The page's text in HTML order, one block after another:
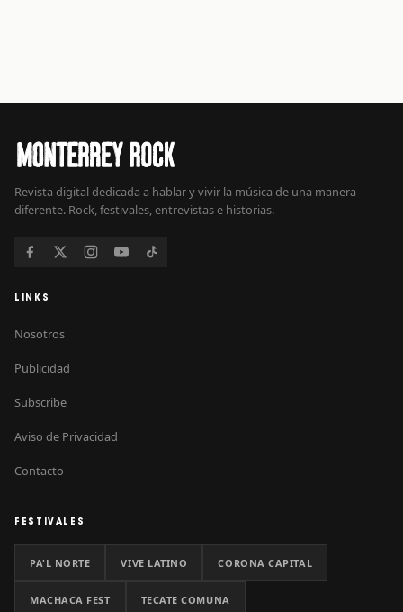
Revista digital dedicada a hablar y vivir la música de una manera
diferente. Rock, festivales, entrevistas e historias.
LINKS
Nosotros
Publicidad
Subscribe
Aviso de Privacidad
Contacto
FESTIVALES
PA'L NORTE VIVE LATINO CORONA CAPITAL
MACHACA FEST TECATE COMUNA